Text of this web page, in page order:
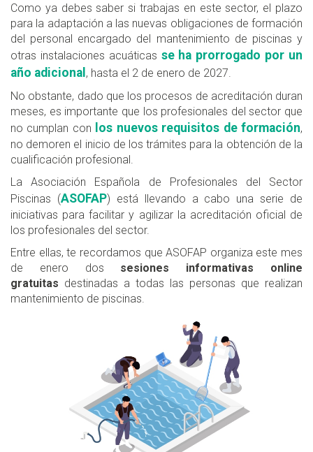
Como ya debes saber si trabajas en este sector, el plazo
para la adaptación a las nuevas obligaciones de formación
del personal encargado del mantenimiento de piscinas y
otras instalaciones acuáticas se ha prorrogado por un
año adicional , hasta el 2 de enero de 2027.
No obstante, dado que los procesos de acreditación duran
meses, es importante que los profesionales del sector que
no cumplan con
los nuevos requisitos de formación,
no demoren el inicio de los trámites para la obtención de la
cualificación profesional.
La Asociación Española de Profesionales del Sector
Piscinas (ASOFAP) está llevando a cabo una serie de
iniciativas para facilitar y agilizar la acreditación oficial de
los profesionales del sector.
Entre ellas, te recordamos que ASOFAP organiza este mes
de enero dos sesiones informativas online
gratuitas destinadas a todas las personas que realizan
mantenimiento de piscinas.